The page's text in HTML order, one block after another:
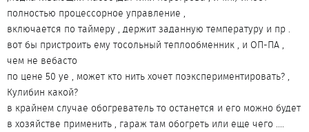
полностью процессорное управление ,
включается по таймеру , держит заданную температуру и пр .
вот бы пристроить ему тосольный теплообменник , и ОП-ПА ,
чем не вебасто
по цене 50 уе , может кто нить хочет поэкспериментировать? ,
Кулибин какой?
в крайнем случае обогреватель то останется и его можно будет
в хозяйстве применить , гараж там обогреть или еще чего ....